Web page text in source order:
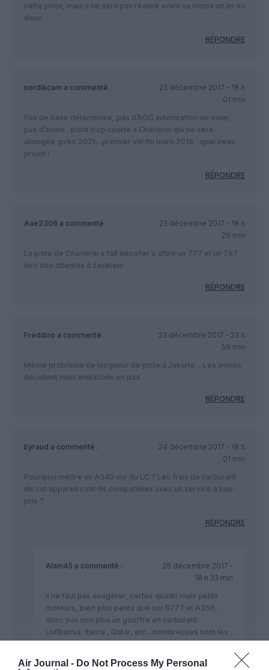
Air Journal - Do Not Process My Personal
cette piste, mais il ne sera pas réalisé avant au moins un an ou
deux.
RÉPONDRE
nordikcam a commenté :
23 décembre 2017 - 18 h
01 min
Pas de base déterminée, pas d’AOC autorisation de voler,
pas d’avion…piste trop courte à Charleroi qui ne sera
allongée qu’en 2021…premier vol fin mars 2018…quel beau
projet !
RÉPONDRE
Aae2306 a commenté :
23 décembre 2017 - 18 h
29 min
La piste de Charleroi a fait décoller a attiré un 777 et un 787
lors des attentes à zavetem
RÉPONDRE
Freddoo a commenté :
23 décembre 2017 - 23 h
59 min
Même problème de longueur de piste à Jakarta… Les avions
décollent mais limitations en pax.
RÉPONDRE
Eyraud a commenté :
24 décembre 2017 - 18 h
01 min
Pourquoi mettre un A340 sur du LC ? Les frais de carburant
de cet appareil sont-ils compatibles avec un service à bas-
prix ?
RÉPONDRE
Alain45 a commenté :
25 décembre 2017 -
18 h 33 min
Il ne faut pas exagérer, certes quadri mais petits
moteurs, bien plus petits que sur B777 et A350,
donc pas non plus un gouffre en carburant.
Lufthansa, Iberia , Qatar, etc…nombreuses sont les
occasion, avion bien moins cher à l’achat. L’Iran en a